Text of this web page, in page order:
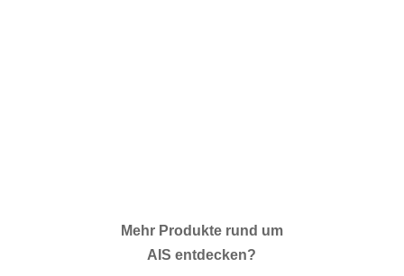
Mehr Produkte rund um
AIS entdecken?